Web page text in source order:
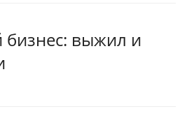
бизнес: выжил и